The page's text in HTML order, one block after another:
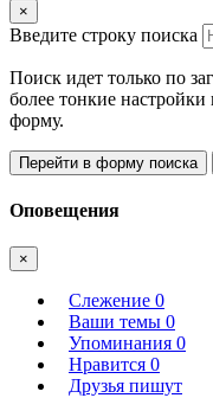
×
Введите строку поиска
Поиск идет только по
более тонкие
форму.
Перейти в форму поиска
Оповещения
×
Слежение 0
Ваши темы 0
Упоминания 0
Нравится 0
Друзья пишут